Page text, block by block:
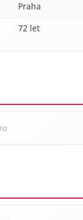
Praha
72 let